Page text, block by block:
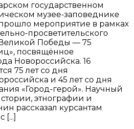
государственном
музее-заповеднике
мероприятие в рамках
просветительского
Победы — 75
посвящённое
Новороссийска. 16
75 лет со дня
и 45 лет со дня
«Город-герой». Научный
этнографии и
рассказал курсантам
[...]